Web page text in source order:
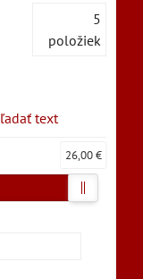
5
položiek
text
26,00 €